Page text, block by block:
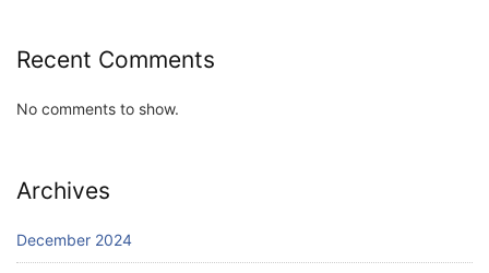
Recent Comments
No comments to show.
Archives
December 2024